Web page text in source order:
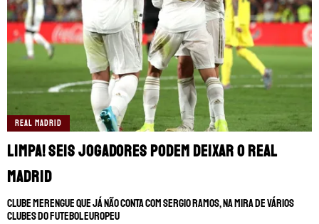
REAL MADRID
Limpa! Seis jogadores podem deixar o Real
Madrid
Clube merengue que já não conta com Sergio Ramos, na mira de vários
clubes do futebol europeu